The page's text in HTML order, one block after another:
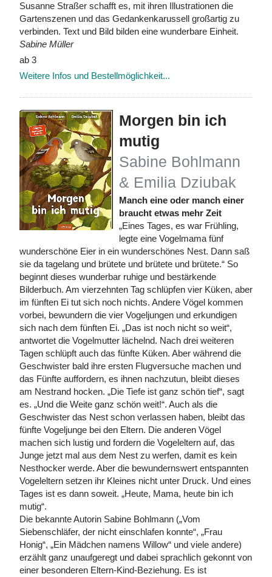
Susanne Straßer schafft es, mit ihren Illustrationen die
Gartenszenen und das Gedankenkarussell großartig zu
verbinden. Text und Bild bilden eine wunderbare Einheit.
Sabine Müller
ab 3
Weitere Infos und Bestellmöglichkeit...
Morgen bin ich
mutig
Sabine Bohlmann
& Emilia Dziubak
Manch eine oder manch einer
braucht etwas mehr Zeit
„Eines Tages, es war Frühling,
legte eine Vogelmama fünf
wunderschöne Eier in ein wunderschönes Nest. Dann saß
sie da tagelang und brütete und brütete und brütete.“ So
beginnt dieses wunderbar ruhige und bestärkende
Bilderbuch. Am vierzehnten Tag schlüpfen vier Küken, aber
im fünften Ei tut sich noch nichts. Andere Vögel kommen
vorbei, bewundern die vier Vogeljungen und erkundigen
sich nach dem fünften Ei. „Das ist noch nicht so weit“,
antwortet die Vogelmutter lächelnd. Nach drei weiteren
Tagen schlüpft auch das fünfte Küken. Aber während die
Geschwister bald ihre ersten Flugversuche machen und
das Fünfte auffordern, es ihnen nachzutun, bleibt dieses
am Nestrand hocken. „Die Tiefe ist ganz schön tief“, sagt
es. „Und die Weite ganz schön weit!“. Auch als die
Geschwister das Nest schon verlassen haben, bleibt das
fünfte Vogeljunge bei den Eltern. Die anderen Vögel
machen sich lustig und fordern die Vogeleltern auf, das
Junge jetzt mal aus dem Nest zu werfen, damit es kein
Nesthocker werde. Aber die bewundernswert entspannten
Vogeleltern setzen ihr Kleines nicht unter Druck. Und eines
Tages ist es dann soweit. „Heute, Mama, heute bin ich
mutig“.
Die bekannte Autorin Sabine Bohlmann („Vom
Siebenschläfer, der nicht einschlafen konnte“, „Frau
Honig“, „Ein Mädchen namens Willow“ und viele andere)
erzählt ganz unaufgeregt und dabei sprachlich gekonnt von
einer besonderen Eltern-Kind-Beziehung. Es ist